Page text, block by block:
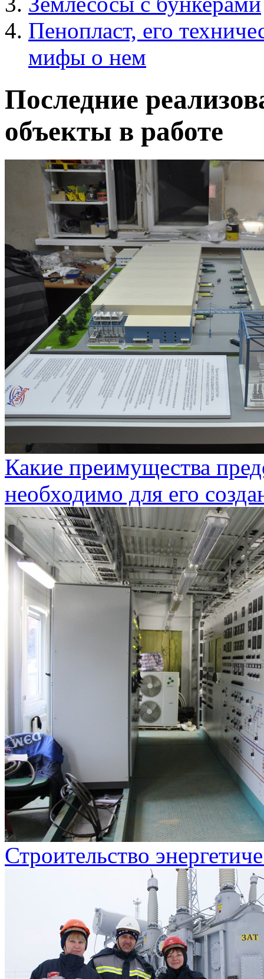
Пенопласт, его
мифы о нем
Последние
объекты в работе
Какие преимущества
необходимо для его
Строительство